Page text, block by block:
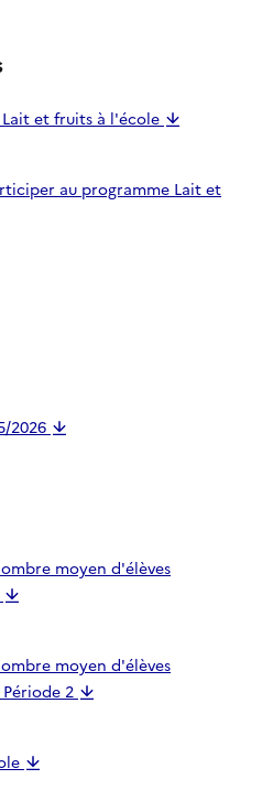
et fruits à l'école
au programme Lait et
2026
moyen d'élèves
moyen d'élèves
Période 2